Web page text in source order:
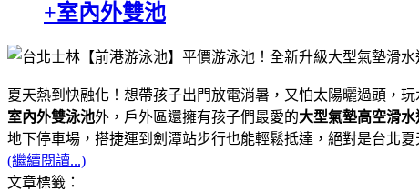
+室內外雙池
夏天熱到快融化！想帶孩子出門放電消暑，又怕太陽曬過頭，
室內外雙泳池外，戶外區還擁有孩子們最愛的大型氣墊高空滑水
地下停車場，搭捷運到劍潭站步行也能輕鬆抵達，絕對是台北夏
(繼續閱讀...)
文章標籤：